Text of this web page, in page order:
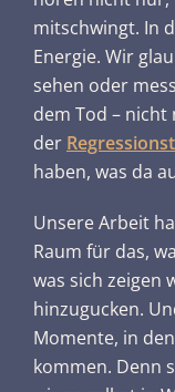
mitschwingt. In
Energie. Wir
sehen oder
dem Tod –
der
haben, was da
Unsere Arbeit
Raum für das,
was sich zeigen
hinzugucken.
Momente, in
kommen. Denn